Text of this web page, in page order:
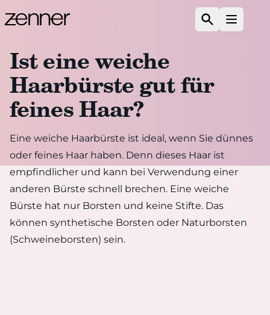
SuchenMenü
Ist eine weiche
Haarbürste gut für
feines Haar?
Eine weiche Haarbürste ist ideal, wenn Sie dünnes
oder feines Haar haben. Denn dieses Haar ist
empfindlicher und kann bei Verwendung einer
anderen Bürste schnell brechen. Eine weiche
Bürste hat nur Borsten und keine Stifte. Das
können synthetische Borsten oder Naturborsten
(Schweineborsten) sein.